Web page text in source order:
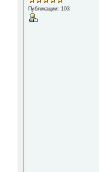
Публикации: 103